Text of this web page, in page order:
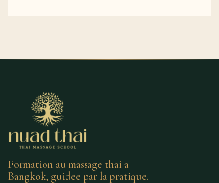
Formation au massage thai a
Bangkok, guidee par la pratique.